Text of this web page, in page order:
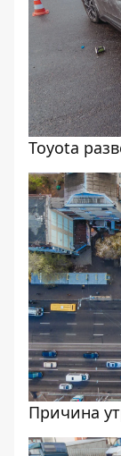
Toyota
Причина